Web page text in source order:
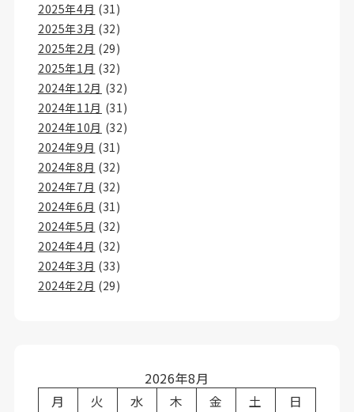
2025年4月 (31)
2025年3月 (32)
2025年2月 (29)
2025年1月 (32)
2024年12月 (32)
2024年11月 (31)
2024年10月 (32)
2024年9月 (31)
2024年8月 (32)
2024年7月 (32)
2024年6月 (31)
2024年5月 (32)
2024年4月 (32)
2024年3月 (33)
2024年2月 (29)
2026年8月
月
火 水 木 金 土
日